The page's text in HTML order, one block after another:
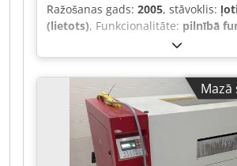
Ražošanas gads: 2005, stāvoklis:
(lietots), Funkcionalitāte: pilnībā
iekārtas/transportlīdzekļa numurs:
Svarīgākie darbības parametri
(standarta): 5,5 kW Rotora
300 mm Rotora platums /
mm Rotora ātrums: 230 apgr./min.
režīms, lai samazinātu troksni un
Vidējā jauda (ražīgums): 80 kg/h
izmantotā plastmasas veida un